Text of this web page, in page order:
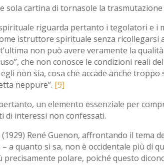
sola cartina di tornasole la
riguarda pertanto i tegolatori e i
istruttore spirituale senza
non può avere veramente la
che non conosce le condizioni reali
non sia, cosa che accade anche
neppure”. [9]
un elemento essenziale per
di interessi non confessati.
René Guenon, affrontando il tema
a quanto si sa, non è occidentale più di
precisamente polare, poiché questo